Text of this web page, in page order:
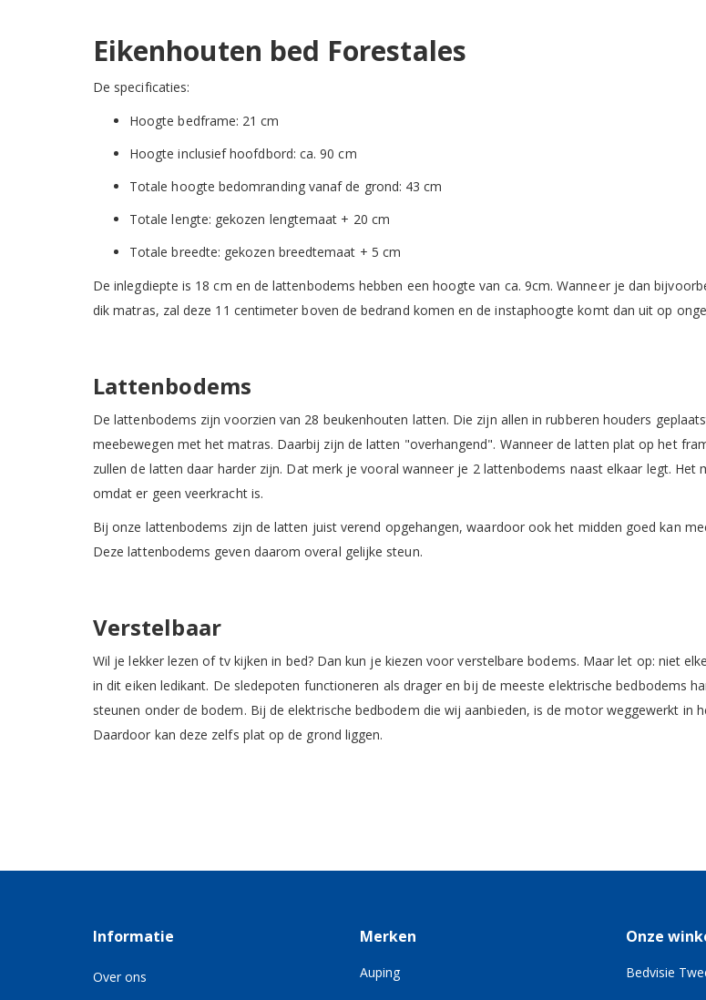
Eikenhouten bed Forestales
De specificaties:
Hoogte bedframe: 21 cm
Hoogte inclusief hoofdbord: ca. 90 cm
Totale hoogte bedomranding vanaf de grond: 43 cm
Totale lengte: gekozen lengtemaat + 20 cm
Totale breedte: gekozen breedtemaat + 5 cm
De inlegdiepte is 18 cm en de lattenbodems hebben een hoogte van ca. 9cm. Wanneer je dan
dik matras, zal deze 11 centimeter boven de bedrand komen en de instaphoogte komt dan uit op
Lattenbodems
De lattenbodems zijn voorzien van 28 beukenhouten latten. Die zijn allen in rubberen houders
meebewegen met het matras. Daarbij zijn de latten "overhangend". Wanneer de latten plat op het
zullen de latten daar harder zijn. Dat merk je vooral wanneer je 2 lattenbodems naast elkaar legt. Het
omdat er geen veerkracht is.
Bij onze lattenbodems zijn de latten juist verend opgehangen, waardoor ook het midden goed kan
Deze lattenbodems geven daarom overal gelijke steun.
Verstelbaar
Wil je lekker lezen of tv kijken in bed? Dan kun je kiezen voor verstelbare bodems. Maar let op: niet
in dit eiken ledikant. De sledepoten functioneren als drager en bij de meeste elektrische bedbodems
steunen onder de bodem. Bij de elektrische bedbodem die wij aanbieden, is de motor weggewerkt in
Daardoor kan deze zelfs plat op de grond liggen.
Informatie
Over ons
Merken
Auping
Onze
Bedvisie